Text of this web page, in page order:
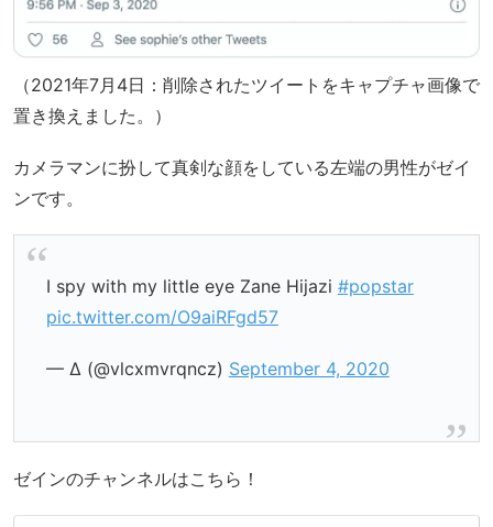
（2021年7月4日：削除されたツイートをキャプチャ画像で
置き換えました。）
カメラマンに扮して真剣な顔をしている左端の男性がゼイ
ンです。
I spy with my little eye Zane Hijazi #popstar
pic.twitter.com/O9aiRFgd57
— ∆ (@vlcxmvrqncz) September 4, 2020
ゼインのチャンネルはこちら！